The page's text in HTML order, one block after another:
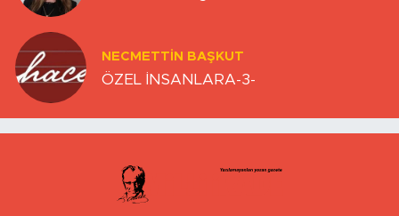
NECMETTIN BAŞKUT
ÖZEL İNSANLARA-3-